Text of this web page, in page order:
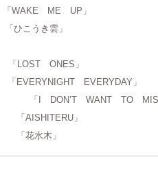
WAKE ME UP」
こうき雲」
ONES」
EVERYDAY」
「I DON’T WANT TO
」
花水木」